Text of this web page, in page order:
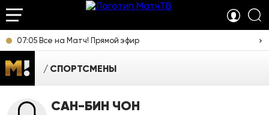
07:05 Все на Матч! Прямой эфир
СПОРТСМЕНЫ
САН-БИН ЧОН